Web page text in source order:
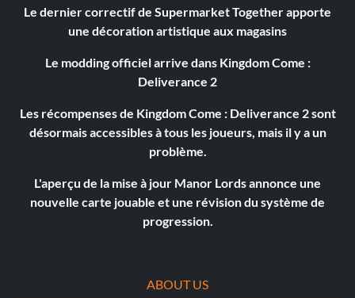
Le dernier correctif de Supermarket Together apporte
une décoration artistique aux magasins
Le modding officiel arrive dans Kingdom Come :
Deliverance 2
Les récompenses de Kingdom Come : Deliverance 2 sont
désormais accessibles à tous les joueurs, mais il y a un
problème.
L'aperçu de la mise à jour Manor Lords annonce une
nouvelle carte jouable et une révision du système de
progression.
ABOUT US